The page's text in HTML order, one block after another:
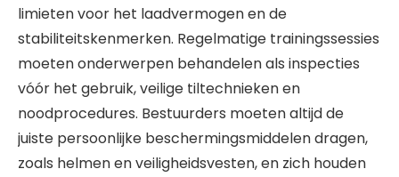
limieten voor het laadvermogen en de
stabiliteitskenmerken. Regelmatige trainingssessies
moeten onderwerpen behandelen als inspecties
vóór het gebruik, veilige tiltechnieken en
noodprocedures. Bestuurders moeten altijd de
juiste persoonlijke beschermingsmiddelen dragen,
zoals helmen en veiligheidsvesten, en zich houden